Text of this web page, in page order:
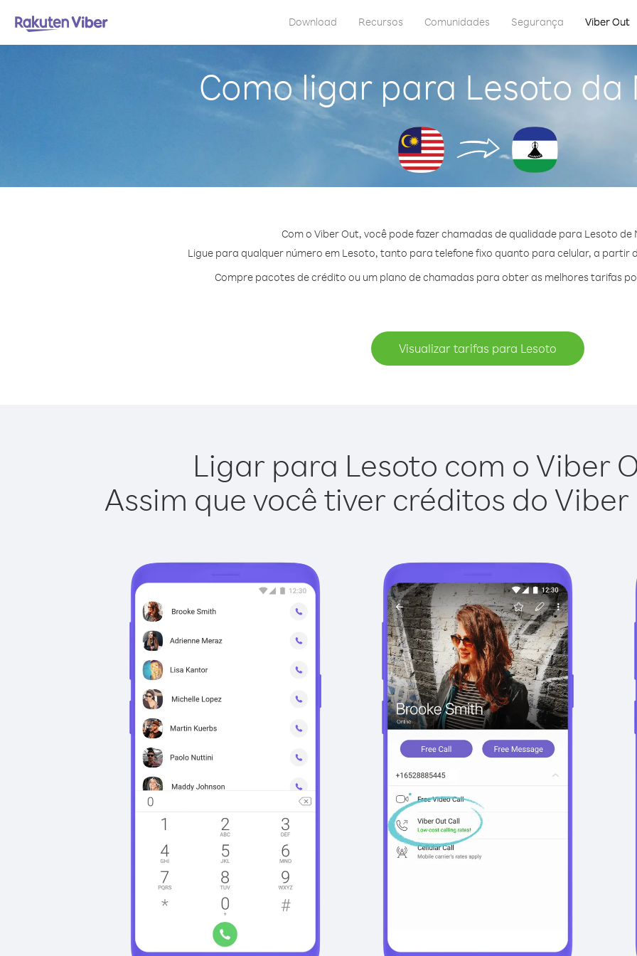
Download Recursos Comunidades Segurança Viber Out
Como ligar para Lesoto da
Com o Viber Out, você pode fazer chamadas de qualidade para Lesoto de
Ligue para qualquer número em Lesoto, tanto para telefone fixo quanto para celular, a partir
Compre pacotes de crédito ou um plano de chamadas para obter as melhores tarifas
Visualizar tarifas para Lesoto
Ligar para Lesoto com o Viber
Assim que você tiver créditos do